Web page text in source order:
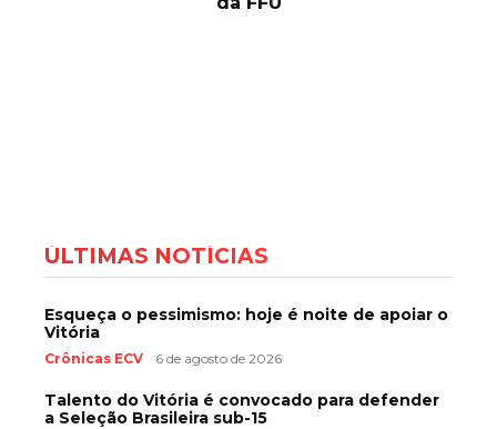
ÚLTIMAS NOTÍCIAS
Esqueça o pessimismo: hoje é noite de apoiar o
Vitória
Crônicas ECV 6 de agosto de 2026
Talento do Vitória é convocado para defender
a Seleção Brasileira sub-15